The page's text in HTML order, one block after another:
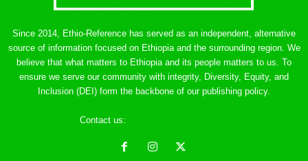
Since 2014, Ethio-Reference has served as an independent, alternative
source of information focused on Ethiopia and the surrounding region. We
believe that what matters to Ethiopia and its people matters to us. To
ensure we serve our community with integrity, Diversity, Equity, and
Inclusion (DEI) form the backbone of our publishing policy.
Contact us: